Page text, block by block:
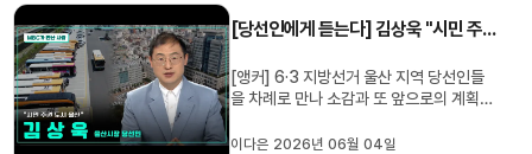
산 교육이 변화한 것에 대해...
[당선인에게 듣는다] 김상욱 "시민 주권 도시 울산"
[앵커] 6·3 지방선거 울산 지역 당선인들
을 차례로 만나 소감과 또 앞으로의 계획을
산시장 당선인과 함께 하겠습니다.Q. 당선
이다은 2026년 06월 04일